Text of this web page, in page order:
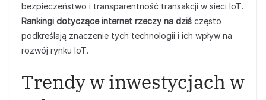
bezpieczeństwo i transparentność transakcji w sieci IoT.
Rankingi dotyczące internet rzeczy na dziś często
podkreślają znaczenie tych technologii i ich wpływ na
rozwój rynku IoT.
Trendy w inwestycjach w